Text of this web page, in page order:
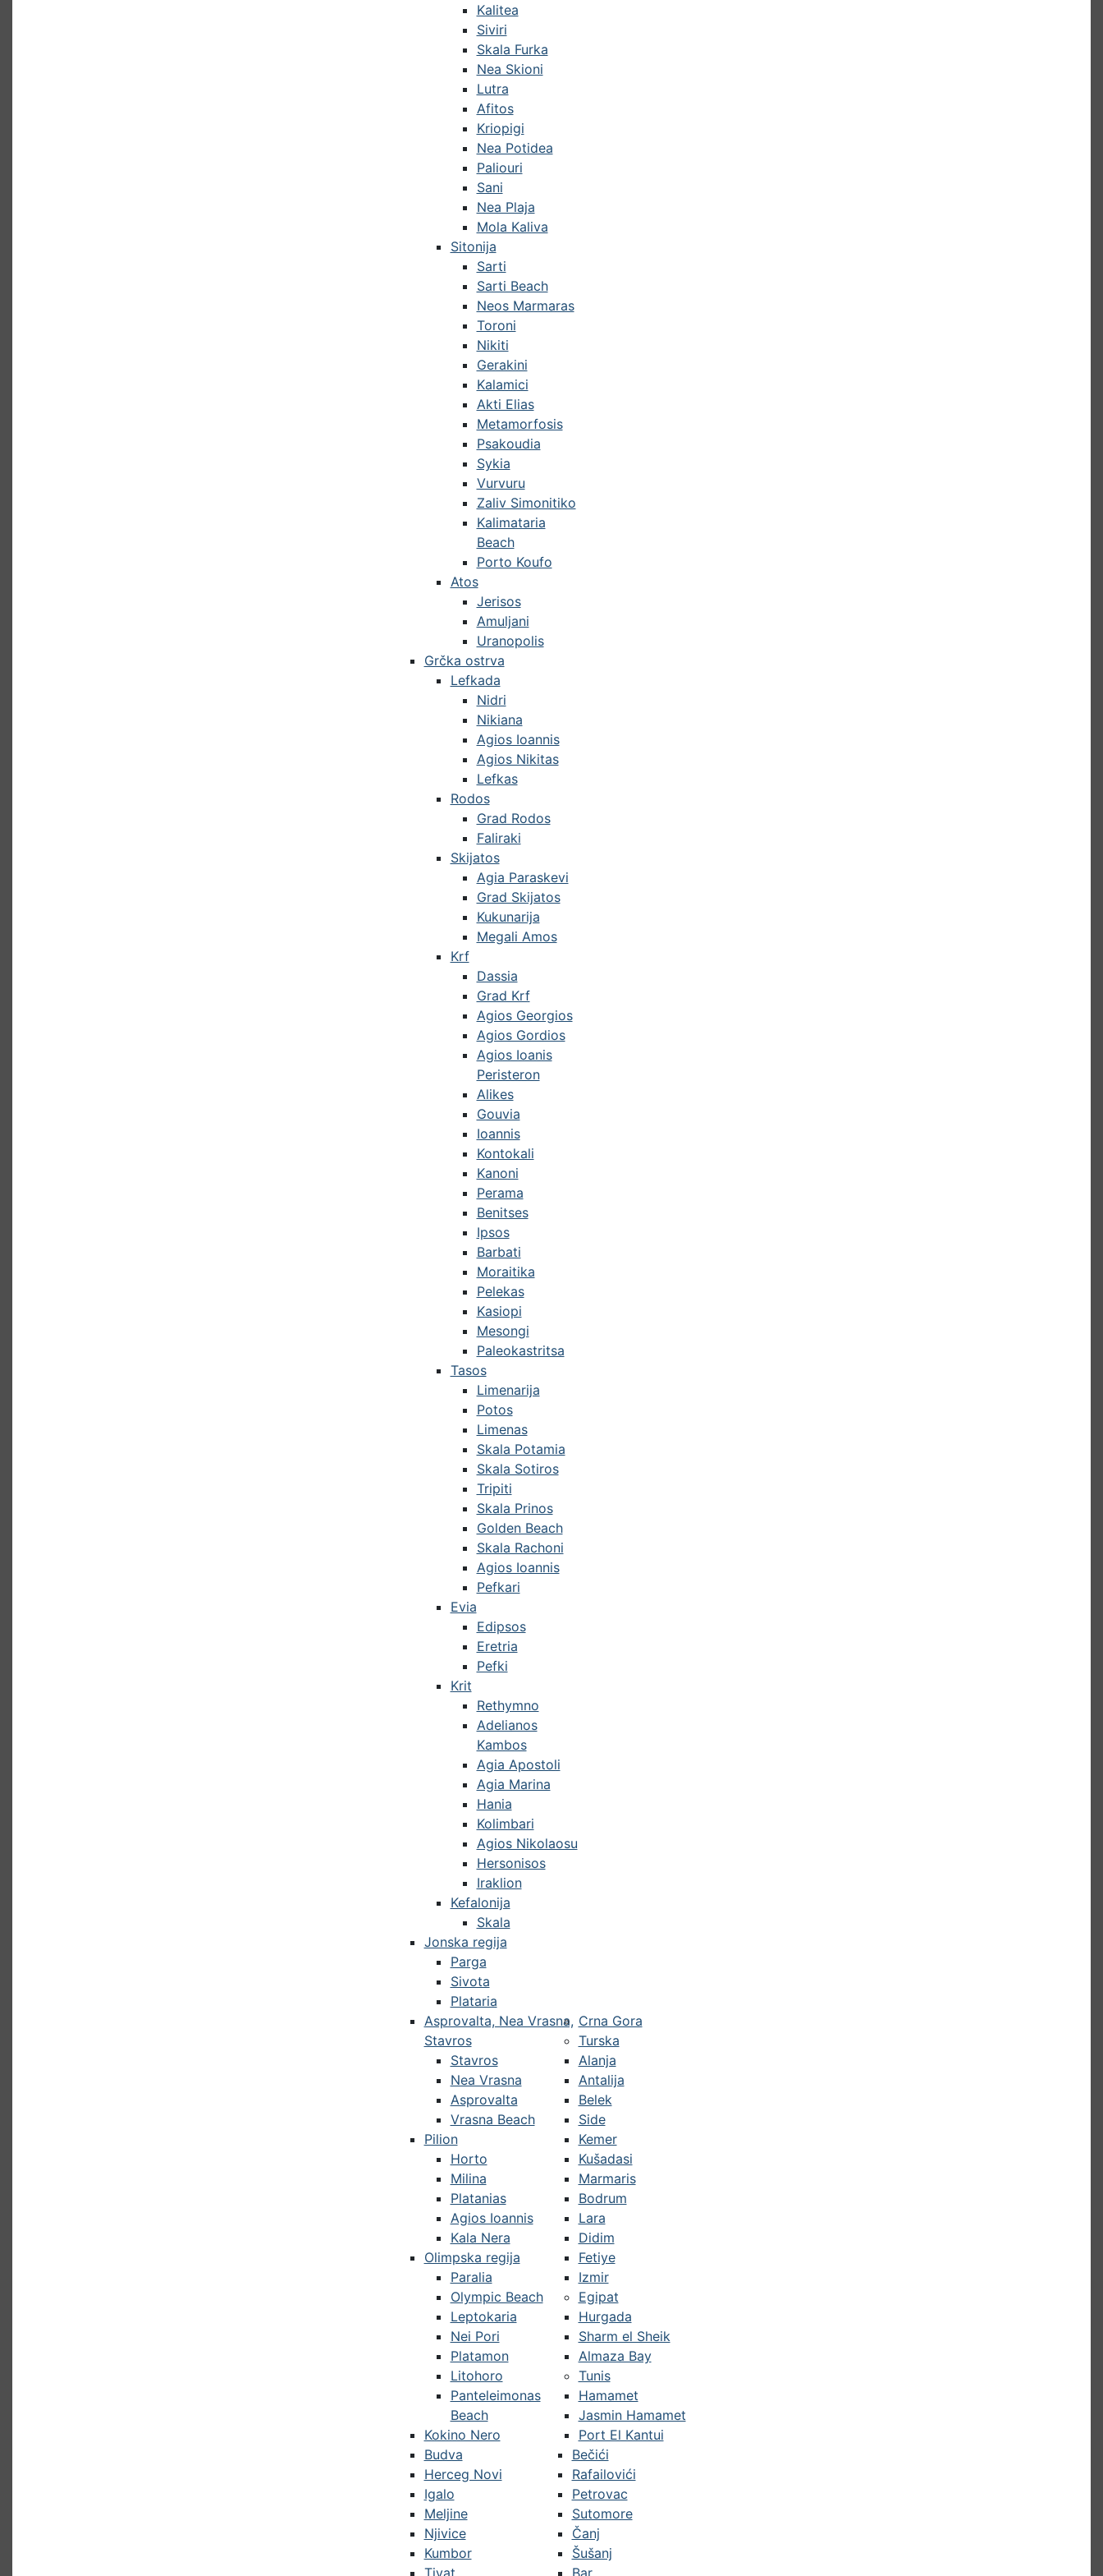
Kalitea
Siviri
Skala Furka
Nea Skioni
Lutra
Afitos
Kriopigi
Nea Potidea
Paliouri
Sani
Nea Plaja
Mola Kaliva
Sitonija
Sarti
Sarti Beach
Neos Marmaras
Toroni
Nikiti
Gerakini
Kalamici
Akti Elias
Metamorfosis
Psakoudia
Sykia
Vurvuru
Zaliv Simonitiko
Kalimataria
Beach
Porto Koufo
Atos
Jerisos
Amuljani
Uranopolis
Grčka ostrva
Lefkada
Nidri
Nikiana
Agios Ioannis
Agios Nikitas
Lefkas
Rodos
Grad Rodos
Faliraki
Skijatos
Agia Paraskevi
Grad Skijatos
Kukunarija
Megali Amos
Krf
Dassia
Grad Krf
Agios Georgios
Agios Gordios
Agios Ioanis
Peristeron
Alikes
Gouvia
Ioannis
Kontokali
Kanoni
Perama
Benitses
Ipsos
Barbati
Moraitika
Pelekas
Kasiopi
Mesongi
Paleokastritsa
Tasos
Limenarija
Potos
Limenas
Skala Potamia
Skala Sotiros
Tripiti
Skala Prinos
Golden Beach
Skala Rachoni
Agios Ioannis
Pefkari
Evia
Edipsos
Eretria
Pefki
Krit
Rethymno
Adelianos
Kambos
Agia Apostoli
Agia Marina
Hania
Kolimbari
Agios Nikolaosu
Hersonisos
Iraklion
Kefalonija
Skala
Jonska regija
Parga
Sivota
Plataria
Asprovalta, Nea Vrasna,
Stavros
Stavros
Nea Vrasna
Asprovalta
Vrasna Beach
Pilion
Horto
Milina
Platanias
Agios Ioannis
Kala Nera
Olimpska regija
Paralia
Olympic Beach
Leptokaria
Nei Pori
Platamon
Litohoro
Panteleimonas
Beach
Kokino Nero
Crna Gora
Budva
Herceg Novi
Igalo
Meljine
Njivice
Kumbor
Tivat
Bečići
Rafailovići
Petrovac
Sutomore
Čanj
Šušanj
Bar
Turska
Alanja
Antalija
Belek
Side
Kemer
Kušadasi
Marmaris
Bodrum
Lara
Didim
Fetiye
Izmir
Egipat
Hurgada
Sharm el Sheik
Almaza Bay
Tunis
Hamamet
Jasmin Hamamet
Port El Kantui